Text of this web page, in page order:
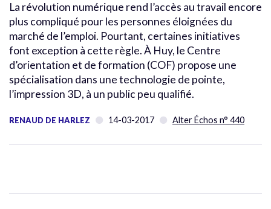
La révolution numérique rend l’accès au travail encore
plus compliqué pour les personnes éloignées du
marché de l’emploi. Pourtant, certaines initiatives
font exception à cette règle. À Huy, le Centre
d’orientation et de formation (COF) propose une
spécialisation dans une technologie de pointe,
l’impression 3D, à un public peu qualifié.
RENAUD DE HARLEZ 14-03-2017 Alter Échos n° 440